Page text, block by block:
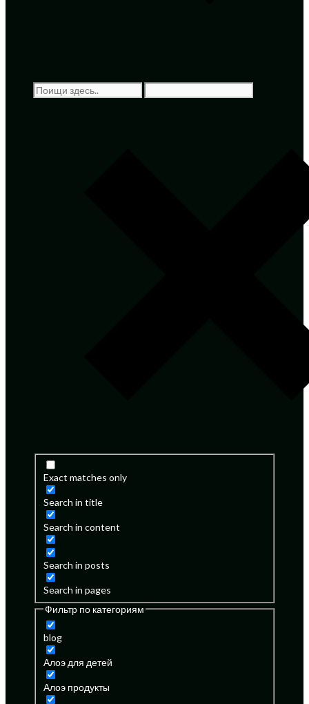
Exact matches only
Search in title
Search in content
Search in posts
Search in pages
Фильтр по категориям
blog
Алоэ для детей
Алоэ продукты